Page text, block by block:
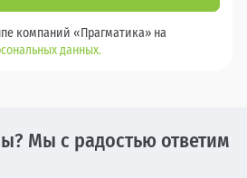
компаний «Прагматика» на
данных.
Мы с радостью ответим